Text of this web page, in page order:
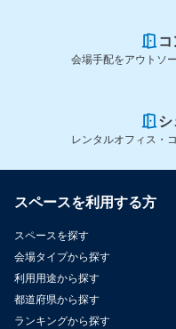
会場手配をアウトソ
レンタルオフィス・
スペースを利用する方
スペースを探す
会場タイプから探す
利用用途から探す
都道府県から探す
ランキングから探す